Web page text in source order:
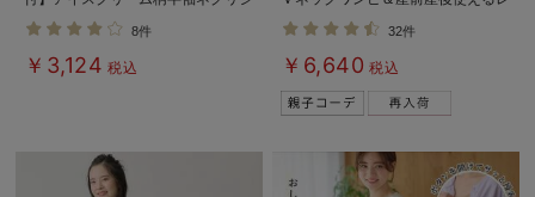
ェ
8件
￥3,124 税込
ギンスパジャマ マタニティ・授乳
パジャマ【親子コーデ可】
32件
￥6,640 税込